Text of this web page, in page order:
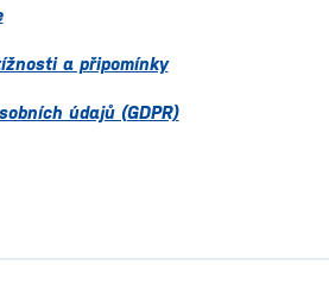
a připomínky
údajů (GDPR)